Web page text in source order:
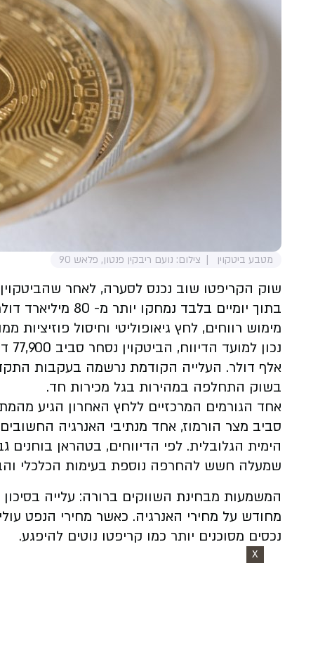
מטבע ביטקוין צילום: נועם ריבקין פנטון, פלאש 90
בתוך יומיים
מימוש רווחים, לחץ גיאופוליטי וחיסול פוזיציות
אלף דולר. העלייה הקודמת נרשמה בעקבות
בשוק התחלפה במהירות בגל מכירות חד.
אחד הגורמים המרכזיים ללחץ האחרון הגיע
סביב מצר הורמוז, אחד מנתיבי האנרגיה
הימית הגלובלית. לפי הדיווחים, בטהראן
שמעלה חשש להחרפה נוספת בעימות הכלכלי
המשמעות מבחינת השווקים ברורה: עלייה
מחודש על מחירי האנרגיה. כאשר מחירי הנפט
נכסים מסוכנים יותר כמו קריפטו נוטים להיפגע.
X